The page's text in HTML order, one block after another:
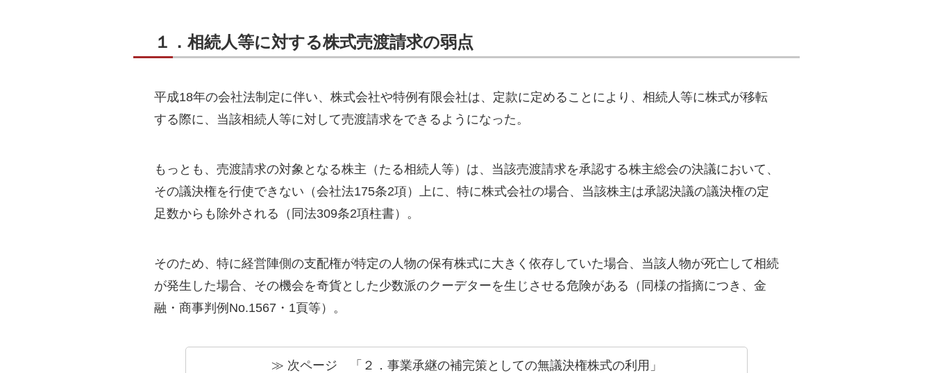
１．相続人等に対する株式売渡請求の弱点
平成18年の会社法制定に伴い、株式会社や特例有限会社は、定款に定めることにより、相続人等に株式が移転
する際に、当該相続人等に対して売渡請求をできるようになった。
もっとも、売渡請求の対象となる株主（たる相続人等）は、当該売渡請求を承認する株主総会の決議において、
その議決権を行使できない（会社法175条2項）上に、特に株式会社の場合、当該株主は承認決議の議決権の定
足数からも除外される（同法309条2項柱書）。
そのため、特に経営陣側の支配権が特定の人物の保有株式に大きく依存していた場合、当該人物が死亡して相続
が発生した場合、その機会を奇貨とした少数派のクーデターを生じさせる危険がある（同様の指摘につき、金
融・商事判例No.1567・1頁等）。
次ページ 「２．事業承継の補完策としての無議決権株式の利用」